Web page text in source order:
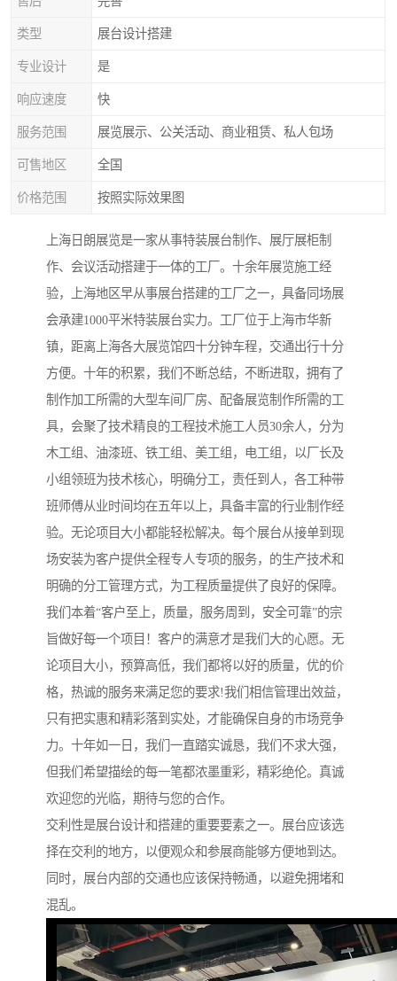
类型 展台设计搭建
专业设计 是
响应速度 快
服务范围 展览展示、公关活动、商业租赁、私人包场
可售地区 全国
价格范围 按照实际效果图
上海日朗展览是一家从事特装展台制作、展厅展柜制
作、会议活动搭建于一体的工厂。十余年展览施工经
验，上海地区早从事展台搭建的工厂之一，具备同场展
会承建1000平米特装展台实力。工厂位于上海市华新
镇，距离上海各大展览馆四十分钟车程，交通出行十分
方便。十年的积累，我们不断总结，不断进取，拥有了
制作加工所需的大型车间厂房、配备展览制作所需的工
具，会聚了技术精良的工程技术施工人员30余人，分为
木工组、油漆班、铁工组、美工组，电工组，以厂长及
小组领班为技术核心，明确分工，责任到人，各工种带
班师傅从业时间均在五年以上，具备丰富的行业制作经
验。无论项目大小都能轻松解决。每个展台从接单到现
场安装为客户提供全程专人专项的服务，的生产技术和
明确的分工管理方式，为工程质量提供了良好的保障。
我们本着“客户至上，质量，服务周到，安全可靠”的宗
旨做好每一个项目！客户的满意才是我们大的心愿。无
论项目大小，预算高低，我们都将以好的质量，优的价
格，热诚的服务来满足您的要求!我们相信管理出效益，
只有把实惠和精彩落到实处，才能确保自身的市场竞争
力。十年如一日，我们一直踏实诚恳，我们不求大强，
但我们希望描绘的每一笔都浓墨重彩，精彩绝伦。真诚
欢迎您的光临，期待与您的合作。
交利性是展台设计和搭建的重要要素之一。展台应该选
择在交利的地方，以便观众和参展商能够方便地到达。
同时，展台内部的交通也应该保持畅通，以避免拥堵和
混乱。